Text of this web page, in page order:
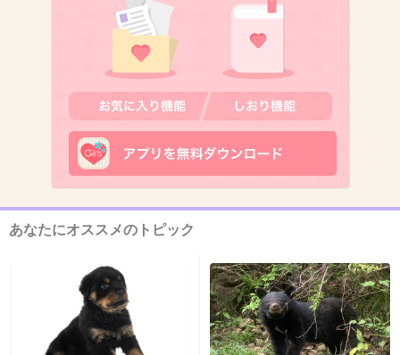
いやだぁああああああああっ！！！
+808
ないわー
2014/06/03(火) 10:38:47
あなたにオススメのトピック